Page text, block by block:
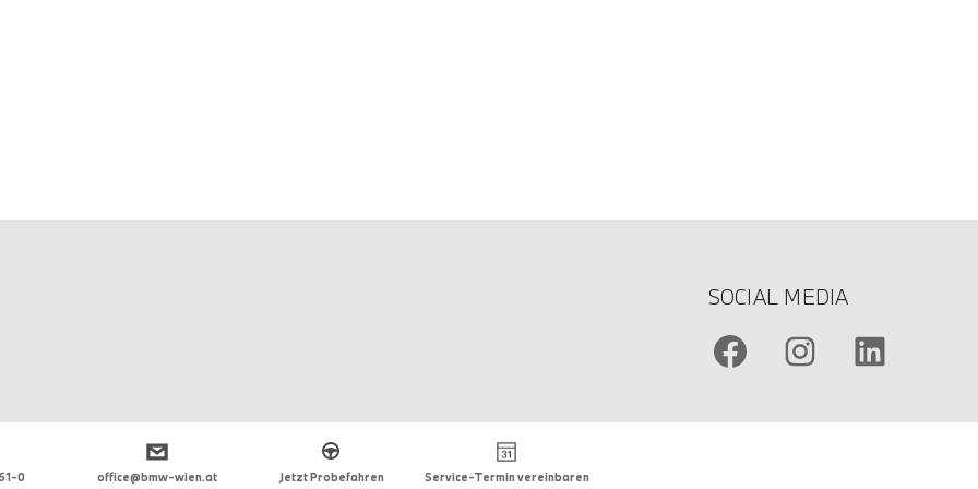
SOCIAL MEDIA
0 office@bmw-wien.at Jetzt Probefahren Service-Termin vereinbaren